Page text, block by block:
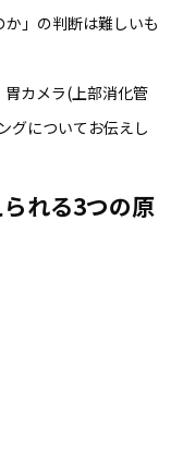
」の判断は難しいも
カメラ(上部消化管
グについてお伝えし
れる3つの原